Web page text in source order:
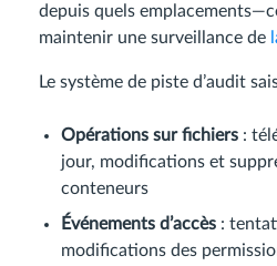
depuis quels
maintenir une surveillance de
Le système de piste d’audit
Opérations sur fichiers :
jour, modifications et
conteneurs
Événements d’accès :
modifications des